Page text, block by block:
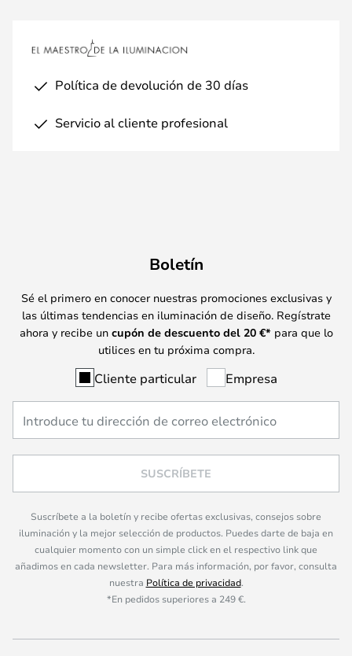
Política de devolución de 30 días
Servicio al cliente profesional
Boletín
Sé el primero en conocer nuestras promociones exclusivas y
las últimas tendencias en iluminación de diseño. Regístrate
ahora y recibe un cupón de descuento del 20 €* para que lo
utilices en tu próxima compra.
Cliente particular Empresa
SUSCRÍBETE
Suscríbete a la boletín y recibe ofertas exclusivas, consejos sobre
iluminación y la mejor selección de productos. Puedes darte de baja en
cualquier momento con un simple click en el respectivo link que
añadimos en cada newsletter. Para más información, por favor, consulta
nuestra Política de privacidad.
*En pedidos superiores a 249 €.